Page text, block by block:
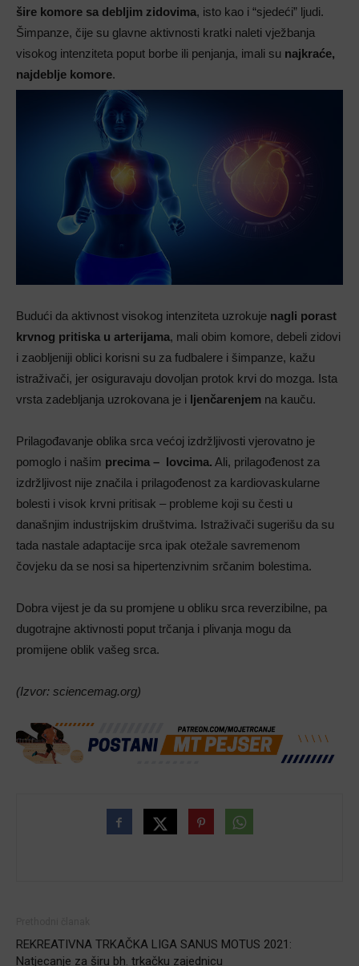
šire komore sa debljim zidovima, isto kao i “sjedeći” ljudi.
Šimpanze, čije su glavne aktivnosti kratki naleti vježbanja
visokog intenziteta poput borbe ili penjanja, imali su najkraće,
najdeblje komore.
Budući da aktivnost visokog intenziteta uzrokuje nagli porast
krvnog pritiska u arterijama, mali obim komore, debeli zidovi
i zaobljeniji oblici korisni su za fudbalere i šimpanze, kažu
istraživači, jer osiguravaju dovoljan protok krvi do mozga. Ista
vrsta zadebljanja uzrokovana je i ljenčarenjem na kauču.
Prilagođavanje oblika srca većoj izdržljivosti vjerovatno je
pomoglo i našim precima – lovcima. Ali, prilagođenost za
izdržljivost nije značila i prilagođenost za kardiovaskularne
bolesti i visok krvni pritisak – probleme koji su česti u
današnjim industrijskim društvima. Istraživači sugerišu da su
tada nastale adaptacije srca ipak otežale savremenom
čovjeku da se nosi sa hipertenzivnim srčanim bolestima.
Dobra vijest je da su promjene u obliku srca reverzibilne, pa
dugotrajne aktivnosti poput trčanja i plivanja mogu da
promijene oblik vašeg srca.
(Izvor: sciencemag.org)
REKREATIVNA TRKAČKA LIGA SANUS MOTUS 2021:
Natjecanje za širu bh. trkačku zajednicu